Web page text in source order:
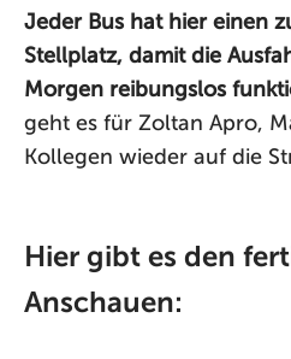
Jeder Bus hat hier einen
Stellplatz, damit die
Morgen reibungslos
geht es für Zoltan Apro,
Kollegen wieder auf die
Hier gibt es den
Anschauen: